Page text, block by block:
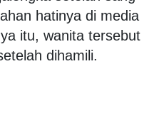
hatinya di media
itu, wanita tersebut
dihamili.